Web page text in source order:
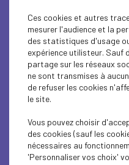
Plus
Les
Ces cookies et autres
mesurer l'audience et la
des statistiques d'usage
expérience utilisteur. Sauf
partage sur les réseaux
ne sont transmises à
de refuser les cookies
le site.
Vous pouvez choisir
des cookies (sauf les
nécessaires au
'Personnaliser vos choix'